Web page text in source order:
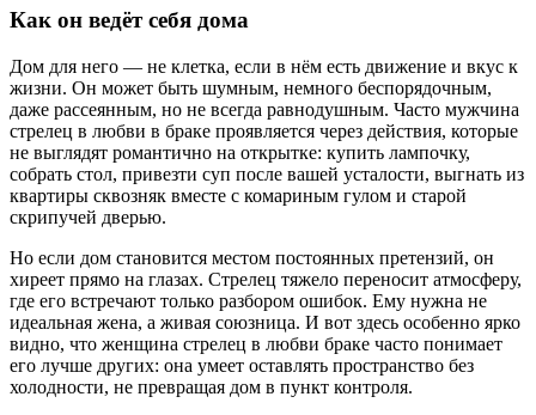
Как он ведёт себя дома
Дом для него — не клетка, если в нём есть движение и вкус к
жизни. Он может быть шумным, немного беспорядочным,
даже рассеянным, но не всегда равнодушным. Часто мужчина
стрелец в любви в браке проявляется через действия, которые
не выглядят романтично на открытке: купить лампочку,
собрать стол, привезти суп после вашей усталости, выгнать из
квартиры сквозняк вместе с комариным гулом и старой
скрипучей дверью.
Но если дом становится местом постоянных претензий, он
хиреет прямо на глазах. Стрелец тяжело переносит атмосферу,
где его встречают только разбором ошибок. Ему нужна не
идеальная жена, а живая союзница. И вот здесь особенно ярко
видно, что женщина стрелец в любви браке часто понимает
его лучше других: она умеет оставлять пространство без
холодности, не превращая дом в пункт контроля.